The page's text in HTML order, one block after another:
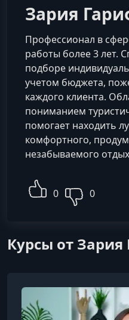
Зария
Профессионал в
работы более 3 лет.
подборе
учетом бюджета,
каждого клиента.
пониманием
помогает находить
комфортного,
незабываемого
0 0
Курсы от